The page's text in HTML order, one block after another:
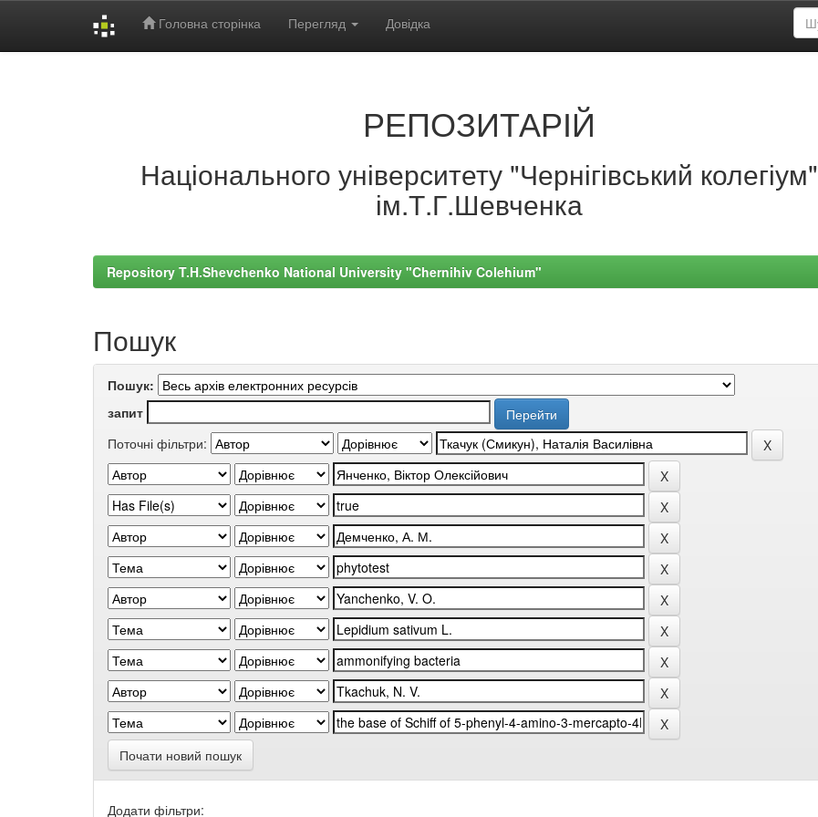
Головна сторінка Перегляд Довідка
РЕПОЗИТАРІЙ
Національного університету "Чернігівський колегіум"
ім.Т.Г.Шевченка
Repository T.H.Shevchenko National University "Chernihiv Colehium"
Пошук
Пошук:
запит
Поточні фільтри:
Почати новий пошук
Додати фільтри: